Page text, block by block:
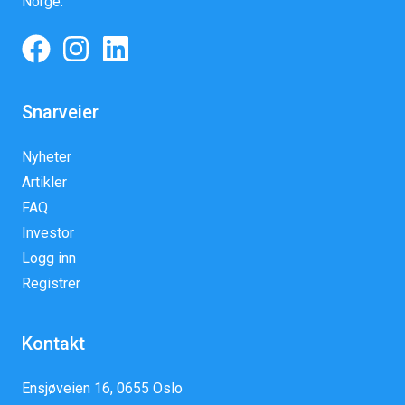
Snarveier
Nyheter
Artikler
FAQ
Investor
Logg inn
Registrer
Kontakt
Ensjøveien 16, 0655 Oslo